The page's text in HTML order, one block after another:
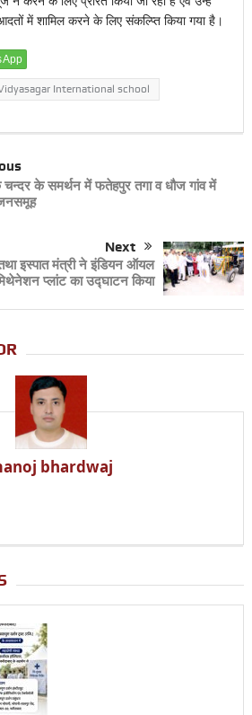
में शामिल करने के लिए संकल्प्ति किया गया है।
International school
चन्दर के समर्थन में फतेहपुर तगा व धौज गांव में
Next
इस्पात मंत्री ने इंडियन ऑयल
प्लांट का उद्घाटन किया
bhardwaj